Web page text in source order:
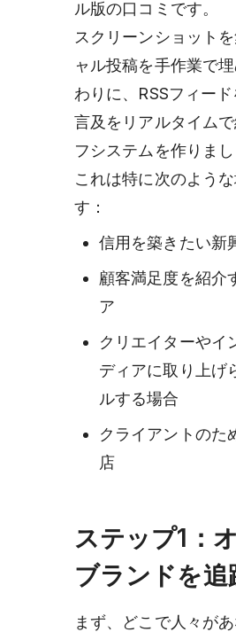
ル版の口コミです。
スクリーンショット
ャル投稿を手作業で
わりに、RSSフィー
言及をリアルタイム
フシステムを作りまし
これは特に次のよう
す：
信用を築きたい新
顧客満足度を紹介
ア
クリエイターやイ
ディアに取り上げ
ルする場合
クライアントのた
店
ステップ1：
ブランドを追
まず、どこで人々が